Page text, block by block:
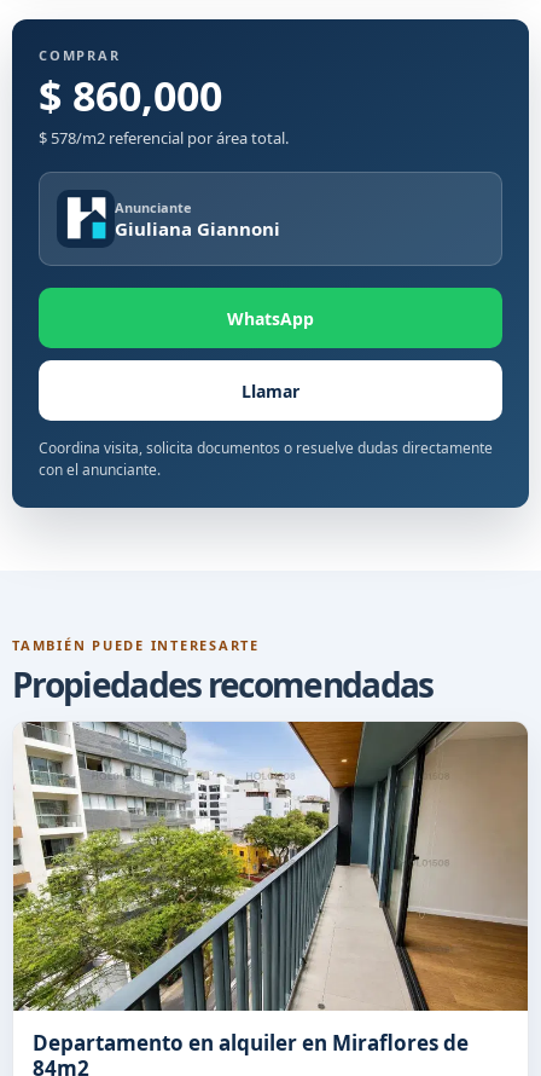
COMPRAR
$ 860,000
$ 578/m2 referencial por área total.
Anunciante
Giuliana Giannoni
WhatsApp
Llamar
Coordina visita, solicita documentos o resuelve dudas directamente
con el anunciante.
TAMBIÉN PUEDE INTERESARTE
Propiedades recomendadas
Departamento en alquiler en Miraflores de
84m2